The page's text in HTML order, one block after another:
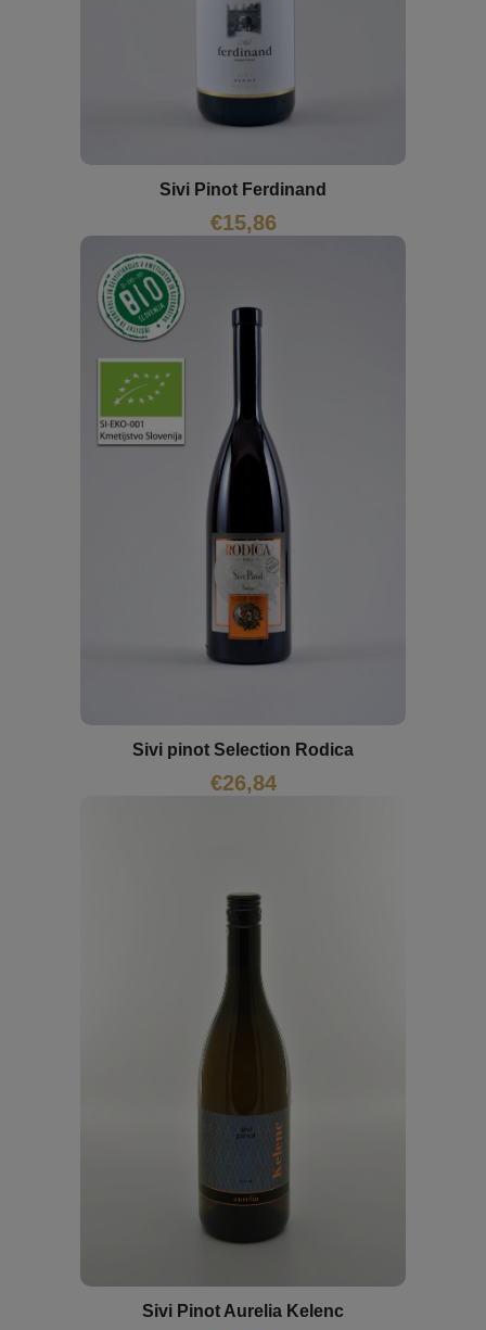
Sivi Pinot Ferdinand
€15,86
Sivi pinot Selection Rodica
€26,84
Sivi Pinot Aurelia Kelenc